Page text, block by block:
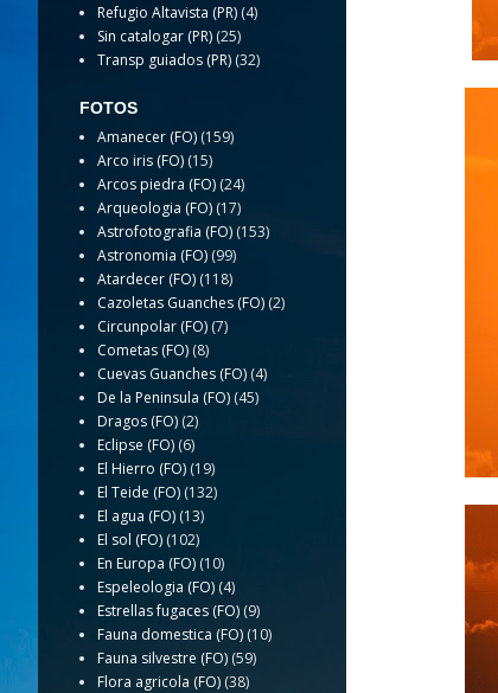
Refugio Altavista (PR) (4)
Sin catalogar (PR) (25)
Transp guiados (PR) (32)
FOTOS
Amanecer (FO) (159)
Arco iris (FO) (15)
Arcos piedra (FO) (24)
Arqueologia (FO) (17)
Astrofotografia (FO) (153)
Astronomia (FO) (99)
Atardecer (FO) (118)
Cazoletas Guanches (FO) (2)
Circunpolar (FO) (7)
Cometas (FO) (8)
Cuevas Guanches (FO) (4)
De la Peninsula (FO) (45)
Dragos (FO) (2)
Eclipse (FO) (6)
El Hierro (FO) (19)
El Teide (FO) (132)
El agua (FO) (13)
El sol (FO) (102)
En Europa (FO) (10)
Espeleologia (FO) (4)
Estrellas fugaces (FO) (9)
Fauna domestica (FO) (10)
Fauna silvestre (FO) (59)
Flora agricola (FO) (38)